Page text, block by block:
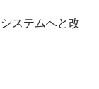
ステムへと改